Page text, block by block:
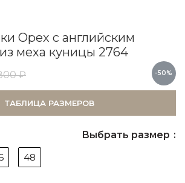
Орех с английским
меха куницы 2764
₽ -50%
ТАБЛИЦА РАЗМЕРОВ
Выбрать размер
48